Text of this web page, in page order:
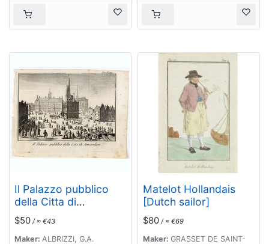
Il Palazzo pubblico
della Citta di
Amsterdam.
$50 / ≈ €43
Maker: ALBRIZZI, G.A.
Matelot Hollandais
[Dutch sailor]
$80 / ≈ €69
Maker: GRASSET DE SAINT-